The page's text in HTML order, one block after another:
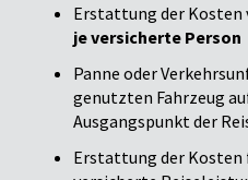
Erstattung der Kosten
je versicherte Person
Panne oder
genutzten Fahrzeug
Ausgangspunkt der
Erstattung der Kosten